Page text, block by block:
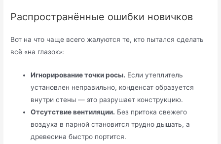
Распространённые ошибки новичков
Вот на что чаще всего жалуются те, кто пытался сделать
всё «на глазок»:
Игнорирование точки росы. Если утеплитель
установлен неправильно, конденсат образуется
внутри стены — это разрушает конструкцию.
Отсутствие вентиляции. Без притока свежего
воздуха в парной становится трудно дышать, а
древесина быстро портится.